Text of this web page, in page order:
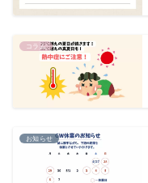
コラム
お知らせ